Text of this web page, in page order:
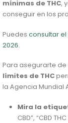
mínimas de THC,
conseguir en los
Puedes consultar
2026.
Para asegurarte de
límites de THC
la Agencia Mundial
Mira la
CBD”, “CBD